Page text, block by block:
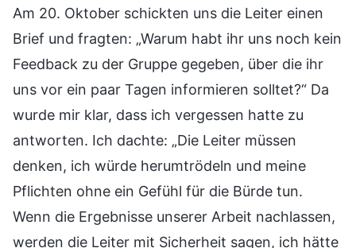
Am 20. Oktober schickten uns die Leiter einen
Brief und fragten: „Warum habt ihr uns noch kein
Feedback zu der Gruppe gegeben, über die ihr
uns vor ein paar Tagen informieren solltet?“ Da
wurde mir klar, dass ich vergessen hatte zu
antworten. Ich dachte: „Die Leiter müssen
denken, ich würde herumtrödeln und meine
Pflichten ohne ein Gefühl für die Bürde tun.
Wenn die Ergebnisse unserer Arbeit nachlassen,
werden die Leiter mit Sicherheit sagen, ich hätte